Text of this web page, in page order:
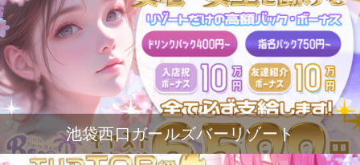
池袋西口ガールズバーリゾート